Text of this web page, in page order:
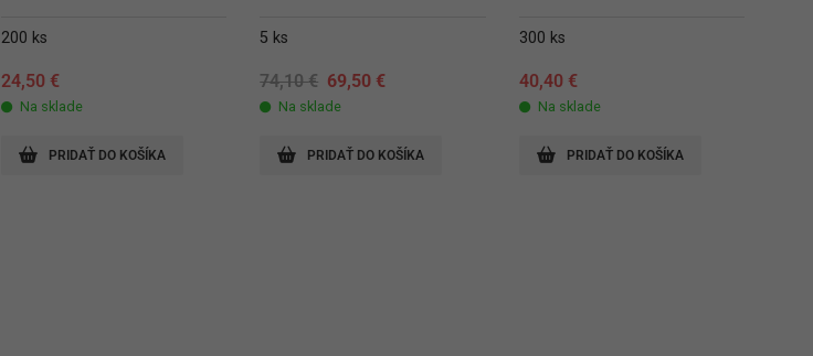
200 ks
24,50 €
Na sklade
PRIDAŤ DO KOŠÍKA
5 ks
74,10€ Original
price
was:
69,50 €Current
Na sklade
PRIDAŤ DO KOŠÍKA
300 ks
40,40 €
Na sklade
PRIDAŤ DO KOŠÍKA